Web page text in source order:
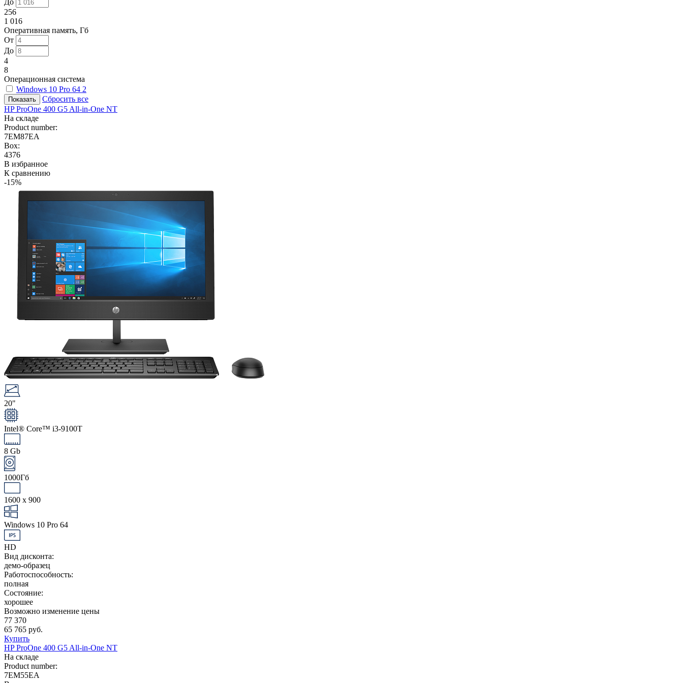
256
1 016
Оперативная память, Гб
От
До
4
8
Операционная система
Windows 10 Pro 64 2
Сбросить все
HP ProOne 400 G5 All-in-One NT
На складе
Product number:
7EM87EA
Box:
4376
В избранное
К сравнению
-15%
20"
Intel® Core™ i3-9100T
8 Gb
1000Гб
1600 x 900
Windows 10 Pro 64
HD
Вид дисконта:
демо-образец
Работоспособность:
полная
Состояние:
хорошее
Возможно изменение цены
77 370
65 765 руб.
Купить
HP ProOne 400 G5 All-in-One NT
На складе
Product number:
7EM55EA